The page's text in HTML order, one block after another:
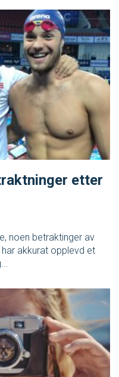
TRYGG I VANN
LIVETIMING.NO
etter
noen betraktinger av
akkurat opplevd et